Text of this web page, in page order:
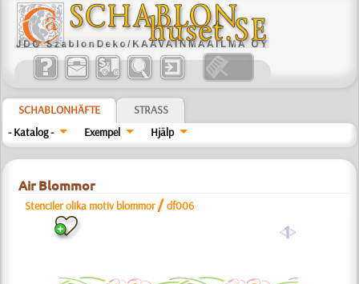
SCHABLONHÄFTE
STRASS
- Katalog -
Exempel Hjälp
Air Blommor
Stenciler olika motiv blommor /df006
a